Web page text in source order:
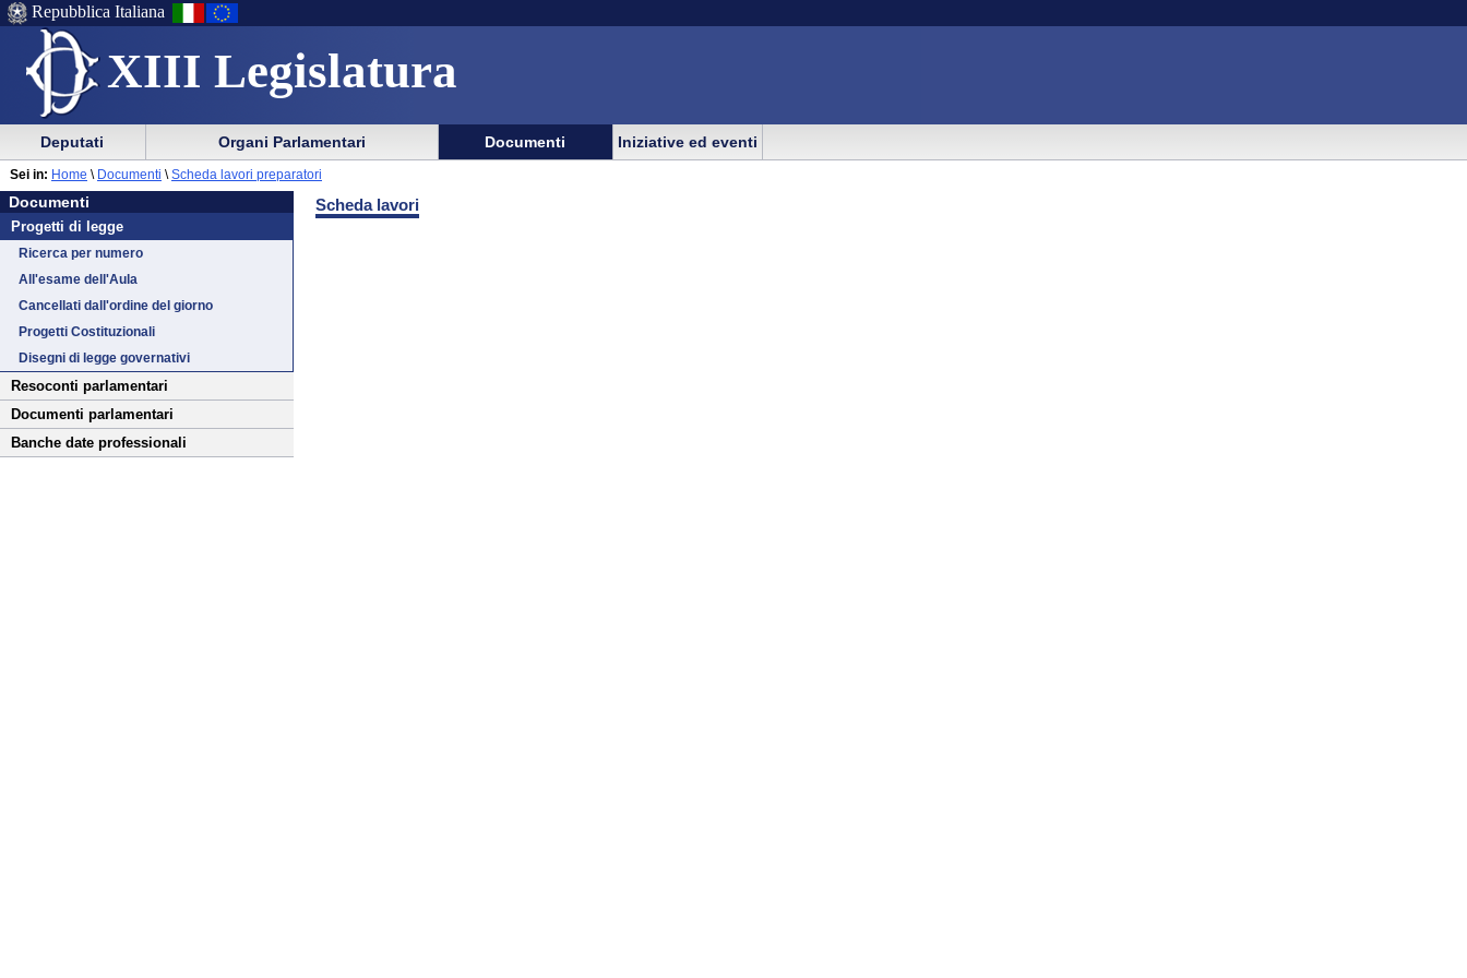
XIII Legislatura
Menu
di
ausilio
alla
navigazione
Menu
di
navigazione
principale
Repubblica Italiana
Menu
di
navigazione
principale
menu
di
sezione
Deputati Organi Parlamentari Documenti Iniziative ed eventi
Documenti
Vai
al
contenuto
Documenti
Progetti di legge
Ricerca per numero
All'esame dell'Aula
Cancellati dall'ordine del giorno
Progetti Costituzionali
Disegni di legge governativi
Resoconti parlamentari
Documenti parlamentari
Banche date professionali
Sei in: Home \ Documenti \ Scheda lavori preparatori
Scheda lavori